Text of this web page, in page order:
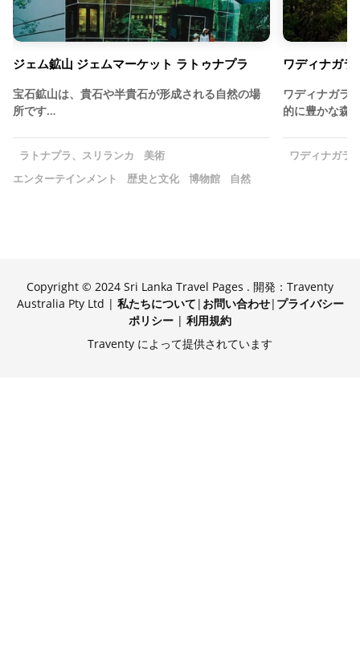
ジェム鉱山 ジェムマーケット ラトゥナプラ
宝石鉱山は、貴石や半貴石が形成される自然の場
所です…
ラトナプラ、スリランカ
美術
エンターテインメント
歴史と文化 博物館 自然
ワディナガ
ワディナガラ
的に豊かな森
ワディナガラ
Copyright © 2024 Sri Lanka Travel Pages . 開発：Traventy
Australia Pty Ltd | 私たちについて | お問い合わせ| プライバシー
ポリシー | 利用規約
Traventy によって提供されています